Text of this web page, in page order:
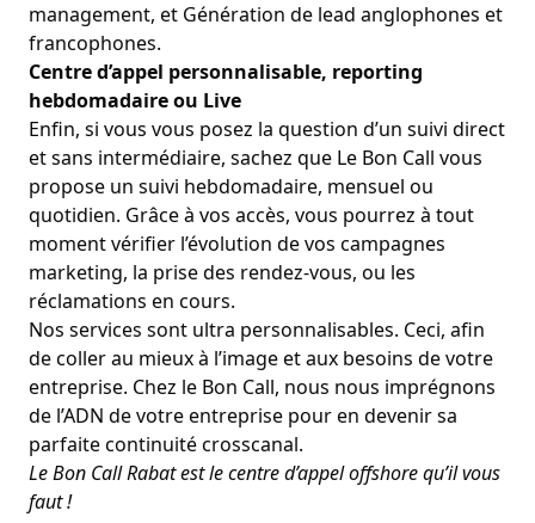
management, et Génération de lead anglophones et
francophones.
Centre d’appel personnalisable, reporting
hebdomadaire ou Live
Enfin, si vous vous posez la question d’un suivi direct
et sans intermédiaire, sachez que Le Bon Call vous
propose un suivi hebdomadaire, mensuel ou
quotidien. Grâce à vos accès, vous pourrez à tout
moment vérifier l’évolution de vos campagnes
marketing, la prise des rendez-vous, ou les
réclamations en cours.
Nos services sont ultra personnalisables. Ceci, afin
de coller au mieux à l’image et aux besoins de votre
entreprise. Chez le Bon Call, nous nous imprégnons
de l’ADN de votre entreprise pour en devenir sa
parfaite continuité crosscanal.
Le Bon Call Rabat est le centre d’appel offshore qu’il vous
faut !